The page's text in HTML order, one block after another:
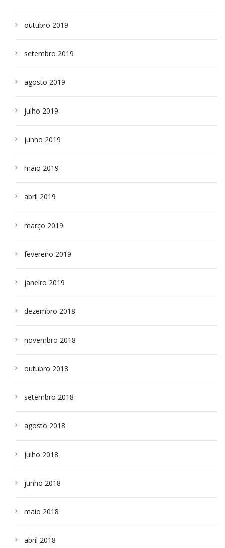
outubro 2019
setembro 2019
agosto 2019
julho 2019
junho 2019
maio 2019
abril 2019
março 2019
fevereiro 2019
janeiro 2019
dezembro 2018
novembro 2018
outubro 2018
setembro 2018
agosto 2018
julho 2018
junho 2018
maio 2018
abril 2018